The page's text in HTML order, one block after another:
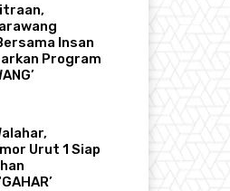
Insan
Program
Urut 1 Siap